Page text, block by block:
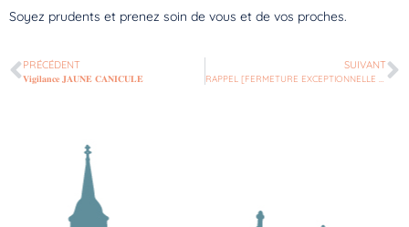
Soyez prudents et prenez soin de vous et de vos proches.
PRÉCÉDENT
𝐕𝐢𝐠𝐢𝐥𝐚𝐧𝐜𝐞 𝐉𝐀𝐔𝐍𝐄 𝐂𝐀𝐍𝐈𝐂𝐔𝐋𝐄
SUIVANT